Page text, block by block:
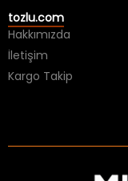
Hakkımızda
İletişim
Kargo Takip